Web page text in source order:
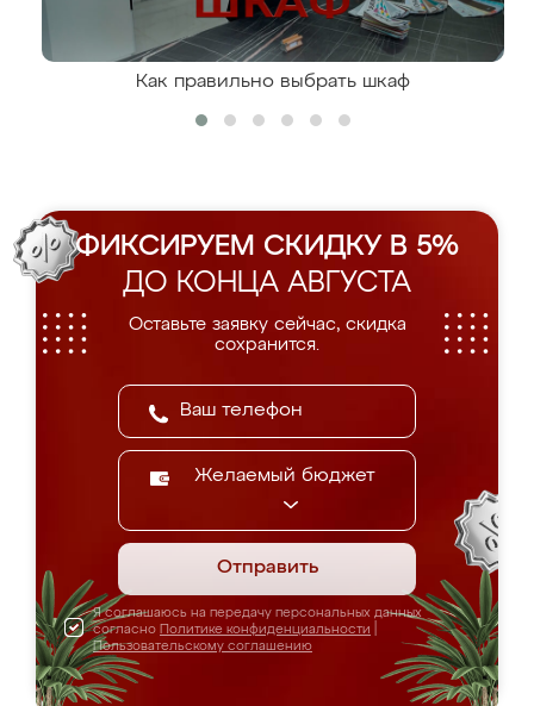
Как правильно выбрать шкаф
ФИКСИРУЕМ СКИДКУ В 5%
ДО КОНЦА АВГУСТА
Оставьте заявку сейчас, скидка
сохранится.
Желаемый бюджет
Отправить
Я соглашаюсь на передачу персональных данных
согласно Политике конфиденциальности
Пользовательскому соглашению